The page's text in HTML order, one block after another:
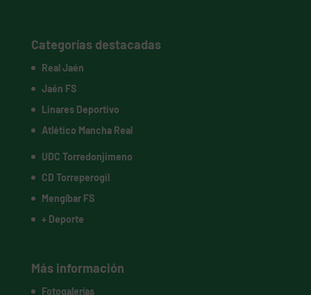
Categorías destacadas
Real Jaén
Jaén FS
Linares Deportivo
Atlético Mancha Real
UDC Torredonjimeno
CD Torreperogil
Mengíbar FS
+ Deporte
Más información
Fotogalerías